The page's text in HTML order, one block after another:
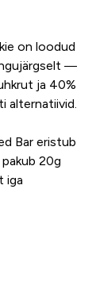
on loodud
—
ja 40%
alternatiivid.
Bar eristub
20g
iga